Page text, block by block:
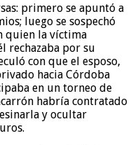
primero se apuntó a
luego se sospechó
quien la víctima
rechazaba por su
con que el esposo,
hacia Córdoba
en un torneo de
habría contratado
y ocultar